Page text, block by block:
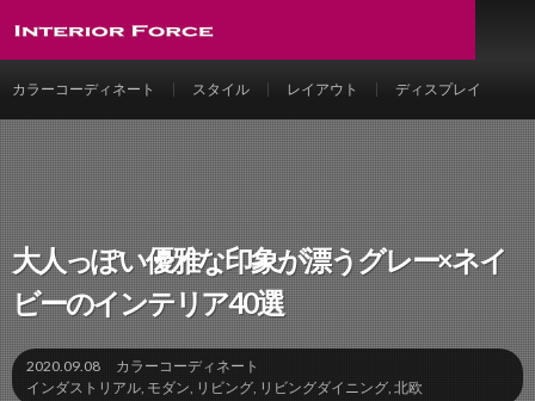
カラーコーディネート スタイル レイアウト ディスプレイ
大人っぽい優雅な印象が漂うグレー×ネイ
ビーのインテリア40選
2020.09.08
カラーコーディネート
インダストリアル, モダン, リビング, リビングダイニング, 北欧